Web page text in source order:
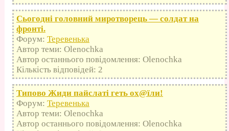
Сьогодні головний миротворець — солдат на
фронті.
Форум: Теревенька
Автор теми: Olenochka
Автор останнього повідомлення: Olenochka
Кількість відповідей: 2
Типово Жиди пайслаті геть оx@їли!
Форум: Теревенька
Автор теми: Olenochka
Автор останнього повідомлення: Olenochka